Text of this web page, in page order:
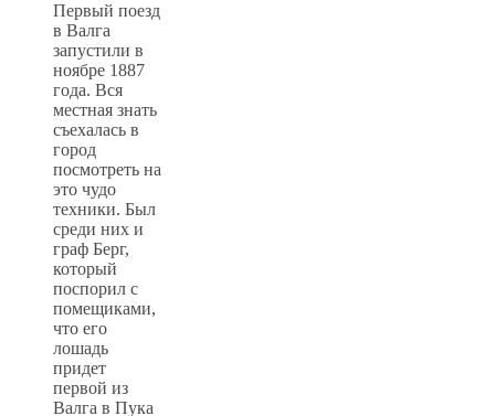
Первый поезд
в Валга
запустили в
ноябре 1887
года. Вся
местная знать
съехалась в
город
посмотреть на
это чудо
техники. Был
среди них и
граф Берг,
который
поспорил с
помещиками,
что его
лошадь
придет
первой из
Валга в Пука